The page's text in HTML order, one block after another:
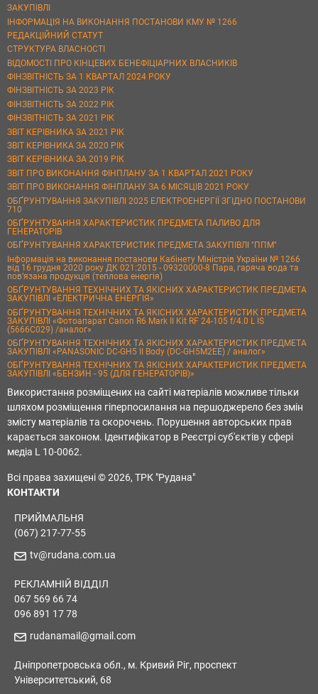
ЗАКУПІВЛІ
ІНФОРМАЦІЯ НА ВИКОНАННЯ ПОСТАНОВИ КМУ № 1266
РЕДАКЦІЙНИЙ СТАТУТ
СТРУКТУРА ВЛАСНОСТІ
ВІДОМОСТІ ПРО КІНЦЕВИХ БЕНЕФІЦІАРНИХ ВЛАСНИКІВ
ФІНЗВІТНІСТЬ ЗА 1 КВАРТАЛ 2024 РОКУ
ФІНЗВІТНІСТЬ ЗА 2023 РІК
ФІНЗВІТНІСТЬ ЗА 2022 РІК
ФІНЗВІТНІСТЬ ЗА 2021 РІК
ЗВІТ КЕРІВНИКА ЗА 2021 РІК
ЗВІТ КЕРІВНИКА ЗА 2020 РІК
ЗВІТ КЕРІВНИКА ЗА 2019 РІК
ЗВІТ ПРО ВИКОНАННЯ ФІНПЛАНУ ЗА 1 КВАРТАЛ 2021 РОКУ
ЗВІТ ПРО ВИКОНАННЯ ФІНПЛАНУ ЗА 6 МІСЯЦІВ 2021 РОКУ
ОБҐРУНТУВАННЯ ЗАКУПІВЛІ 2025 ЕЛЕКТРОЕНЕРГІЇ ЗГІДНО ПОСТАНОВИ
710
ОБҐРУНТУВАННЯ ХАРАКТЕРИСТИК ПРЕДМЕТА ПАЛИВО ДЛЯ
ГЕНЕРАТОРІВ
ОБҐРУНТУВАННЯ ХАРАКТЕРИСТИК ПРЕДМЕТА ЗАКУПІВЛІ "ППМ"
Інформація на виконання постанови Кабінету Міністрів України № 1266
від 16 грудня 2020 року ДК 021:2015 - 09320000-8 Пара, гаряча вода та
пов’язана продукція (теплова енергія)
ОБҐРУНТУВАННЯ ТЕХНІЧНИХ ТА ЯКІСНИХ ХАРАКТЕРИСТИК ПРЕДМЕТА
ЗАКУПІВЛІ «ЕЛЕКТРИЧНА ЕНЕРГІЯ»
ОБҐРУНТУВАННЯ ТЕХНІЧНИХ ТА ЯКІСНИХ ХАРАКТЕРИСТИК ПРЕДМЕТА
ЗАКУПІВЛІ «Фотоапарат Canon R6 Mark II Kit RF 24-105 f/4.0 L IS
(5666C029) /аналог»
ОБҐРУНТУВАННЯ ТЕХНІЧНИХ ТА ЯКІСНИХ ХАРАКТЕРИСТИК ПРЕДМЕТА
ЗАКУПІВЛІ «PANASONIC DC-GH5 II Body (DC-GH5M2EE) / аналог»
ОБҐРУНТУВАННЯ ТЕХНІЧНИХ ТА ЯКІСНИХ ХАРАКТЕРИСТИК ПРЕДМЕТА
ЗАКУПІВЛІ «БЕНЗИН - 95 (ДЛЯ ГЕНЕРАТОРІВ)»
Використання розміщених на сайті матеріалів можливе тільки
шляхом розміщення гіперпосилання на першоджерело без змін
змісту матеріалів та скорочень. Порушення авторських прав
карається законом. Ідентифікатор в Реєстрі суб'єктів у сфері
медіа L 10-0062.
Всі права захищені © 2026, ТРК "Рудана"
КОНТАКТИ
ПРИЙМАЛЬНЯ
(067) 217-77-55
tv@rudana.com.ua
РЕКЛАМНІЙ ВІДДІЛ
067 569 66 74
096 891 17 78
rudanamail@gmail.com
Дніпропетровська обл., м. Кривий Ріг, проспект
Університетський, 68